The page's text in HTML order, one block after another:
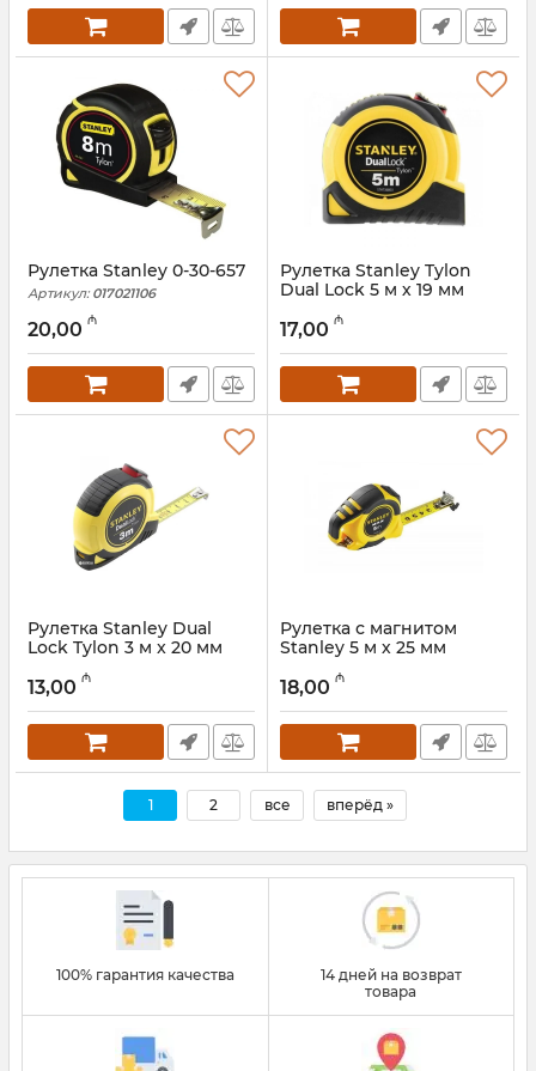
Рулетка Stanley 0-30-657
Артикул: 017021106
20,00 ₼
Рулетка Stanley Tylon
Dual Lock 5 м х 19 мм
Артикул:
17,00 ₼
Рулетка Stanley Dual
Lock Tylon 3 м x 20 мм
Артикул:
13,00 ₼
Рулетка с магнитом
Stanley 5 м х 25 мм
Артикул:
18,00 ₼
1 2 все вперёд »
100% гарантия качества
14 дней на возврат
товара